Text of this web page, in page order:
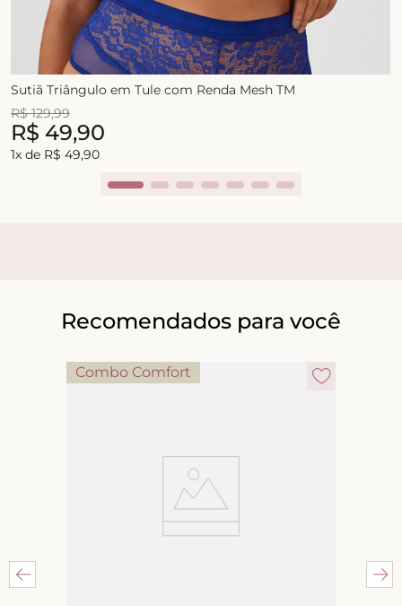
Sutiã Triângulo em Tule com Renda Mesh TM
R$ 129,99
R$ 49,90
1x de R$ 49,90
Recomendados para você
Combo Comfort